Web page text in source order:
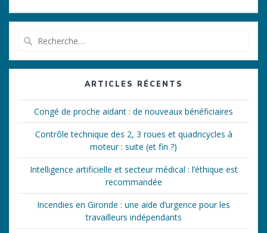
:
ARTICLES RÉCENTS
Congé de proche aidant : de nouveaux bénéficiaires
Contrôle technique des 2, 3 roues et quadricycles à
moteur : suite (et fin ?)
Intelligence artificielle et secteur médical : l’éthique est
recommandée
Incendies en Gironde : une aide d’urgence pour les
travailleurs indépendants